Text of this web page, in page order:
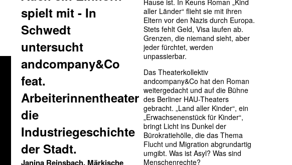
Hause ist. In Keuns Roman „Kind
aller Länder“ flieht sie mit ihren
Eltern vor den Nazis durch Europa.
Stets fehlt Geld, Visa laufen ab.
Grenzen, die niemand sieht, aber
jeder fürchtet, werden
unpassierbar.
Das Theaterkollektiv
and­com­pany&Co hat den Roman
weitergedacht und auf die Bühne
des Berliner HAU-Theaters
gebracht. „Land aller Kinder“, ein
„Erwachsenenstück für Kinder“,
bringt Licht ins Dunkel der
Bürokratiehölle, die das Thema
Flucht und Migration abgrundartig
umgibt. Was ist Asyl? Was sind
Menschenrechte?
spielt mit - In
Schwedt
untersucht
andcompany&Co
feat.
Arbeiterinnentheater
die
Industriegeschichte
der Stadt.
Janina Reinsbach, Märkische